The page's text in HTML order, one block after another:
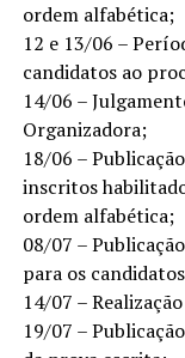
ordem alfabética;
12 e 13/06 –
candidatos ao
14/06 –
Organizadora;
18/06 –
inscritos
ordem alfabética;
08/07 –
para os
14/07 –
19/07 –